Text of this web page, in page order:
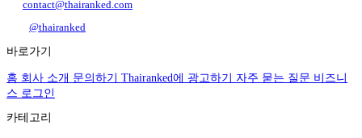
contact@thairanked.com
@thairanked
바로가기
홈 회사 소개 문의하기 Thairanked에 광고하기 자주 묻는 질문 비즈니
스 로그인
카테고리